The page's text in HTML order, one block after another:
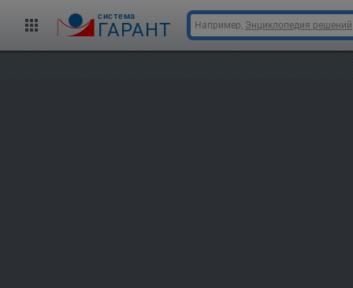
cистема
ГАРАНТ Например, Энциклопедия решений